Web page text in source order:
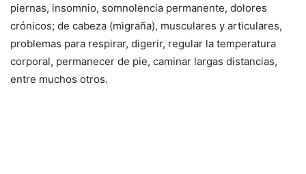
piernas, insomnio, somnolencia permanente, dolores
crónicos; de cabeza (migraña), musculares y articulares,
problemas para respirar, digerir, regular la temperatura
corporal, permanecer de pie, caminar largas distancias,
entre muchos otros.